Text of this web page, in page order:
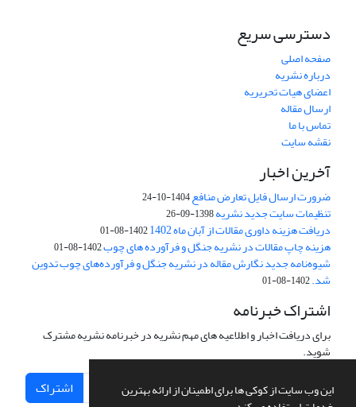
این وب سایت از کوکی ها برای اطمینان از ارائه بهترین
دسترسی سریع
صفحه اصلی
درباره نشریه
اعضای هیات تحریریه
ارسال مقاله
تماس با ما
نقشه سایت
آخرین اخبار
ضرورت ارسال فایل تعارض منافع1404-10-24
تنظیمات سایت جدید نشریه1398-09-26
دریافت هزینه داوری مقالات از آبان ماه 1402 1402-08-01
هزینه چاپ مقالات در نشریه جنگل و فرآورده های چوب1402-08-01
شیوه‌نامه جدید نگارش مقاله در نشریه جنگل و فرآورده‌های چوب تدوین
شد.1402-08-01
اشتراک خبرنامه
برای دریافت اخبار و اطلاعیه های مهم نشریه در خبرنامه نشریه مشترک
شوید.
اشتراک